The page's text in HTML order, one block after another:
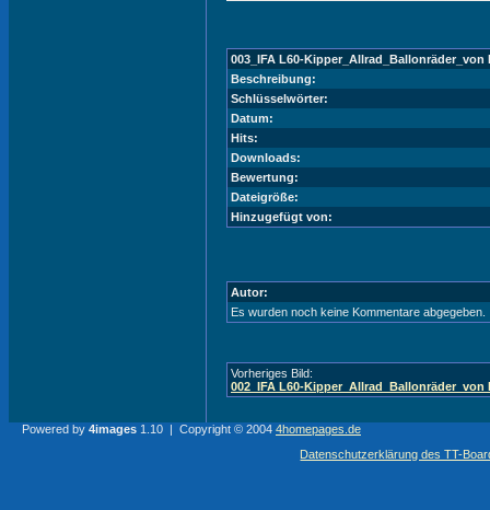
003_IFA L60-Kipper_Allrad_Ballonräder_von
Beschreibung:
Schlüsselwörter:
Datum:
Hits:
Downloads:
Bewertung:
Dateigröße:
Hinzugefügt von:
Autor:
Es wurden noch keine Kommentare abgegeben.
Vorheriges Bild:
002_IFA L60-Kipper_Allrad_Ballonräder_von
Powered by 4images 1.10 | Copyright © 2004 4homepages.de
Datenschutzerklärung des TT-